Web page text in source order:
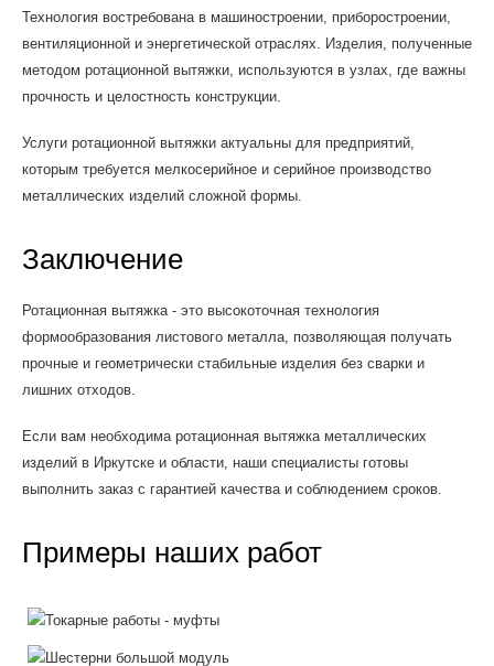
Технология востребована в машиностроении, приборостроении,
вентиляционной и энергетической отраслях. Изделия, полученные
методом ротационной вытяжки, используются в узлах, где важны
прочность и целостность конструкции.
Услуги ротационной вытяжки актуальны для предприятий,
которым требуется мелкосерийное и серийное производство
металлических изделий сложной формы.
Заключение
Ротационная вытяжка - это высокоточная технология
формообразования листового металла, позволяющая получать
прочные и геометрически стабильные изделия без сварки и
лишних отходов.
Если вам необходима ротационная вытяжка металлических
изделий в Иркутске и области, наши специалисты готовы
выполнить заказ с гарантией качества и соблюдением сроков.
Примеры наших работ